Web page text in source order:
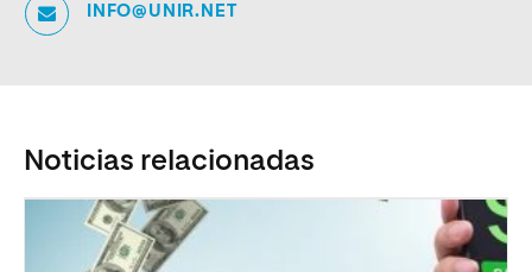
INFO@UNIR.NET
Noticias relacionadas